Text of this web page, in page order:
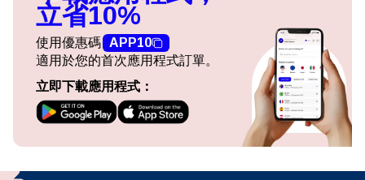
立省10%
使用優惠碼 APP10
適用於您的首次應用程式訂單。
立即下載應用程式：